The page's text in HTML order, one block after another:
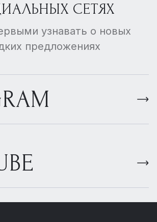
СЕТЯХ
узнавать о новых
предложениях